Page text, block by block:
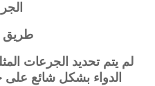
لم يتم تحديد الجرعات
الدواء بشكل شائع